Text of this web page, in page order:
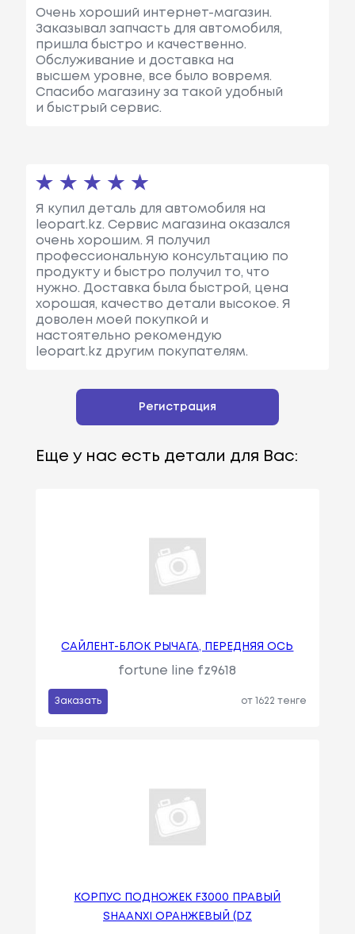
Очень хороший интернет-магазин.
Заказывал запчасть для автомобиля,
пришла быстро и качественно.
Обслуживание и доставка на
высшем уровне, все было вовремя.
Спасибо магазину за такой удобный
и быстрый сервис.
Я купил деталь для автомобиля на
leopart.kz. Сервис магазина оказался
очень хорошим. Я получил
профессиональную консультацию по
продукту и быстро получил то, что
нужно. Доставка была быстрой, цена
хорошая, качество детали высокое. Я
доволен моей покупкой и
настоятельно рекомендую
leopart.kz другим покупателям.
Регистрация
Еще у нас есть детали для Вас:
САЙЛЕНТ-БЛОК РЫЧАГА, ПЕРЕДНЯЯ ОСЬ
fortune line fz9618
Заказать от 1622 тенге
КОРПУС ПОДНОЖЕК F3000 ПРАВЫЙ
SHAANXI ОРАНЖЕВЫЙ (DZ